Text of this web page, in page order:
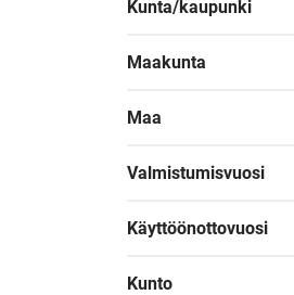
Kunta/kaupunki
Maakunta
Maa
Valmistumisvuosi
Käyttöönottovuosi
Kunto